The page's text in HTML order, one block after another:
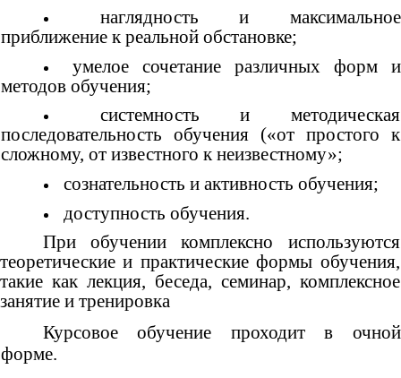
наглядность и максимальное
приближение к реальной обстановке;
умелое сочетание различных форм и
методов обучения;
системность и методическая
последовательность обучения («от простого к
сложному, от известного к неизвестному»;
сознательность и активность обучения;
доступность обучения.
При обучении комплексно используются
теоретические и практические формы обучения,
такие как лекция, беседа, семинар, комплексное
занятие и тренировка
Курсовое обучение проходит в очной
форме.